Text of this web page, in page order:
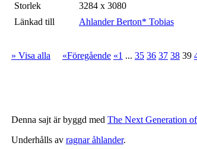
Storlek
3284 x 3080
Länkad till
Ahlander Berton* Tobias
» Visa alla «Föregående «1 ... 35 36 37 38 39
Denna sajt är byggd med The Next Generation
Underhålls av ragnar åhlander.